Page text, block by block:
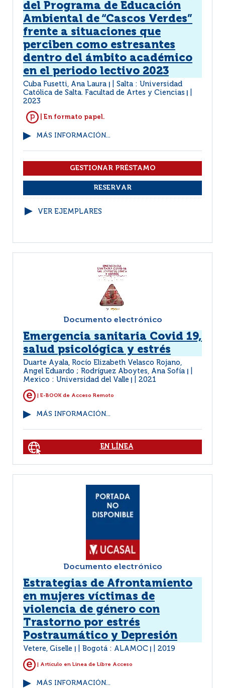
del Programa de Educación
Ambiental de “Cascos Verdes”
frente a situaciones que
perciben como estresantes
dentro del ámbito académico
en el periodo lectivo 2023
Cuba Fusetti, Ana Laura
Salta : Universidad
Católica de Salta. Facultad de Artes y Ciencias
2023
| En formato papel.
MÁS INFORMACIÓN...
VER EJEMPLARES
Documento electrónico
Emergencia sanitaria Covid 19,
salud psicológica y estrés
Duarte Ayala, Rocío Elizabeth Velasco Rojano,
Angel Eduardo ; Rodríguez Aboytes, Ana Sofía
Mexico : Universidad del Valle 2021
| E-BOOK de Acceso Remoto
MÁS INFORMACIÓN...
EN LÍNEA
Documento electrónico
Estrategias de Afrontamiento
en mujeres víctimas de
violencia de género con
Trastorno por estrés
Postraumático y Depresión
Vetere, Giselle Bogotá : ALAMOC 2019
| Artículo en Linea de Libre Acceso
MÁS INFORMACIÓN...